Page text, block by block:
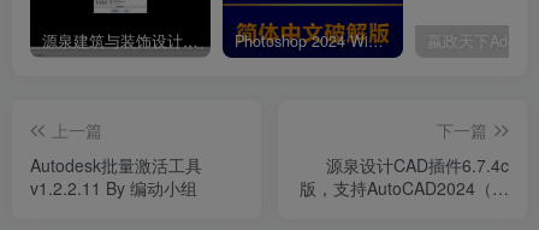
源泉建筑与装饰设计CAD插件工具箱（YQArch 6.7.4） Photoshop 2024 Win|Mac 简体中文破解版安装包下载及安装教程
上一篇
Autodesk批量激活工具
v1.2.2.11 By 编动小组
下一篇
源泉设计CAD插件6.7.4c
版，支持AutoCAD2024（内